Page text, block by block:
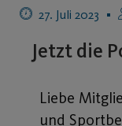
27. Juli 2023
Jetzt die
Liebe
und